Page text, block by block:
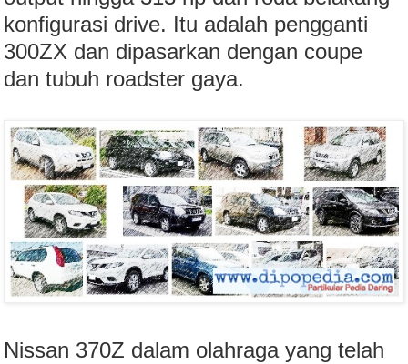
konfigurasi drive. Itu adalah pengganti
300ZX dan dipasarkan dengan coupe
dan tubuh roadster gaya.
Nissan 370Z dalam olahraga yang telah